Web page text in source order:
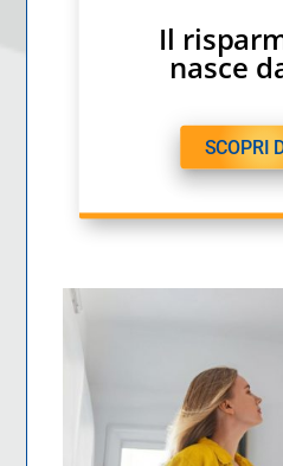
Il
nasce
SCOPRI